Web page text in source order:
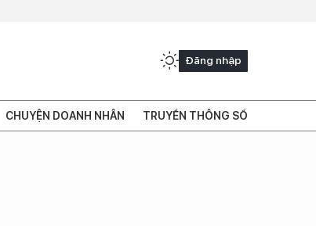
Đăng nhập
CHUYỆN DOANH NHÂN TRUYỀN THÔNG SỐ